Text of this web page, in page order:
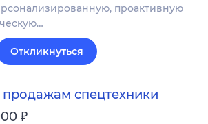
проактивную
Откликнуться
спецтехники
₽